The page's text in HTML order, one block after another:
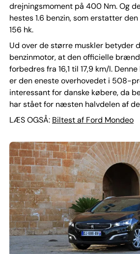
drejningsmoment på 400 Nm. Og
hestes 1.6 benzin, som erstatter
156 hk.
Ud over de større muskler betyder
benzinmotor, at den officielle
forbedres fra 16,1 til 17,9 km/l.
er den eneste overhovedet i 508-
interessant for danske købere, da
har stået for næsten halvdelen af
LÆS OGSÅ: Biltest af Ford Mondeo